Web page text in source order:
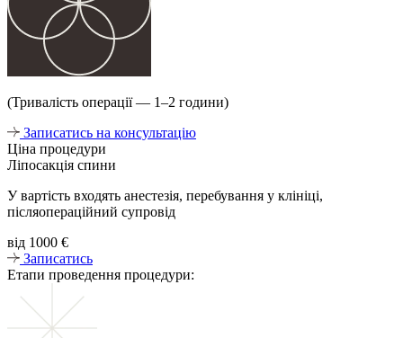
(Тривалість операції — 1–2 години)
Записатись на консультацію
Ціна процедури
Ліпосакція спини
У вартість входять анестезія, перебування у клініці,
післяопераційний супровід
від 1000 €
Записатись
Етапи проведення процедури: